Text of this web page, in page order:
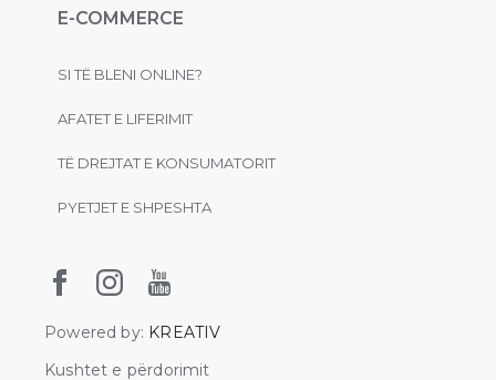
E-COMMERCE
SI TË BLENI ONLINE?
AFATET E LIFERIMIT
TË DREJTAT E KONSUMATORIT
PYETJET E SHPESHTA
Powered by: KREATIV
Kushtet e përdorimit